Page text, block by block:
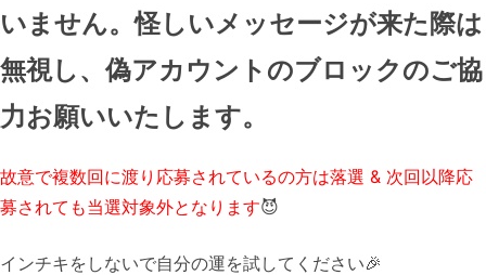
いません。怪しいメッセージが来た際は
無視し、偽アカウントのブロックのご協
力お願いいたします。
故意で複数回に渡り応募されているの方は落選 & 次回以降応
募されても当選対象外となります😈
インチキをしないで自分の運を試してください🎉